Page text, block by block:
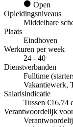
Open
Opleidingsniveaus
Middelbare
Plaats
Eindhoven
Werkuren per week
24 - 40
Dienstverbanden
Fulltime
Vakantiewerk,
Salarisindicatie
Tussen €16,74
Verantwoordelijk voor